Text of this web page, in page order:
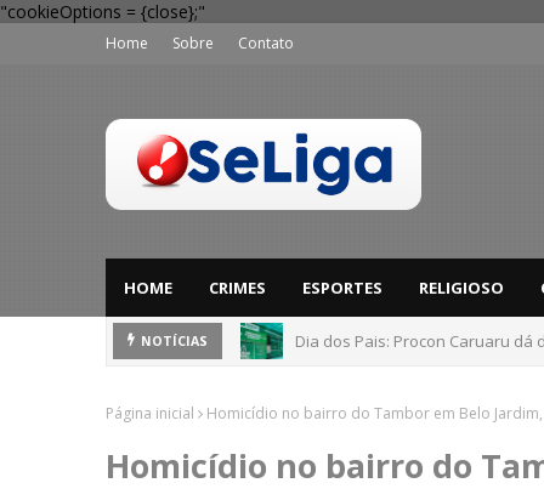
"cookieOptions = {close};"
Home Sobre Contato
HOME CRIMES ESPORTES RELIGIOSO
NOTÍCIAS Dia dos Pais: Procon Caruaru
Página inicial Homicídio no bairro do Tambor em Belo Jardim,
Homicídio no bairro do